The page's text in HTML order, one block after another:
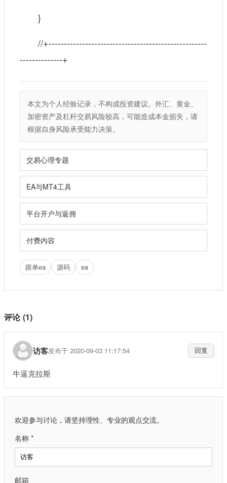
}
//+----------------------------------------------------
--------------+
本文为个人经验记录，不构成投资建议。外汇、黄金、
加密资产及杠杆交易风险较高，可能造成本金损失，请
根据自身风险承受能力决策。
交易心理专题
EA与MT4工具
平台开户与返佣
付费内容
跟单ea 源码 ea
评论 (1)
访客发布于 2020-09-03 11:17:54 回复
牛逼克拉斯
欢迎参与讨论，请坚持理性、专业的观点交流。
名称 *
邮箱